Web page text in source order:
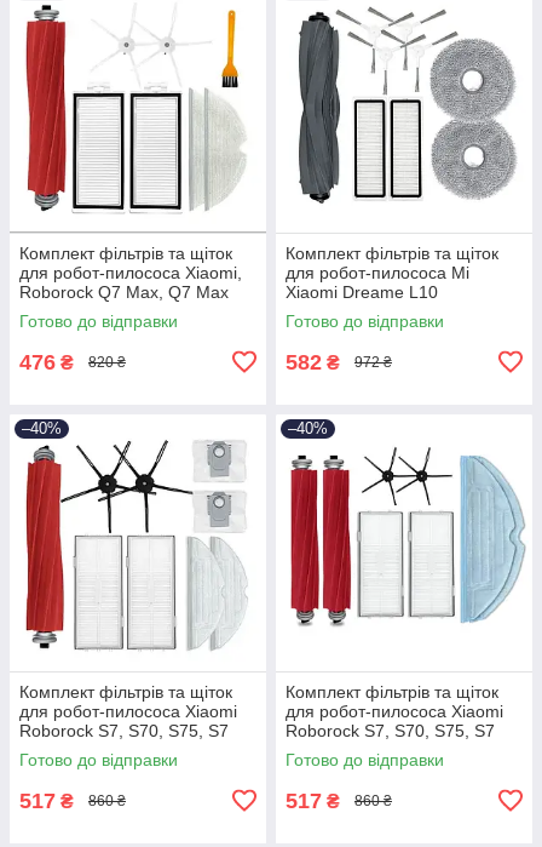
Комплект фільтрів та щіток
для робот-пилососа Xiaomi,
Roborock Q7 Max, Q7 Max
plus, T8
Готово до відправки
476 ₴ 820 ₴
Комплект фільтрів та щіток
для робот-пилососа Mi
Xiaomi Dreame L10
Prime/Ultra/L10s
Готово до відправки
582 ₴ 972 ₴
–40%
Комплект фільтрів та щіток
для робот-пилососа Xiaomi
Roborock S7, S70, S75, S7
Max, s7 MaxV, T7S, Plus S7,
Max Ultra
Готово до відправки
517 ₴ 860 ₴
–40%
Комплект фільтрів та щіток
для робот-пилососа Xiaomi
Roborock S7, S70, S75, S7
Max, s7 MaxV, T7S, Plus S7
Готово до відправки
517 ₴ 860 ₴